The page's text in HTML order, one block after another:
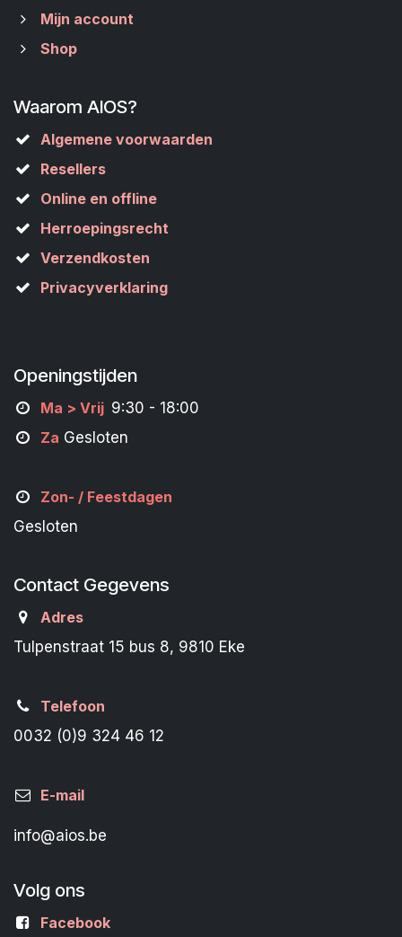
Mijn account
Shop
Waarom AIOS?
Algemene voorwaarden
Resellers
Online en offline
Herroepingsrecht
Verzendkosten
Privacyverklaring
Openingstijden
Ma > Vrij 9:30 - 18:00
Za Gesloten
Zon- / Feestdagen
Gesloten
Contact Gegevens
Adres
Tulpenstraat 15 bus 8, 9810 Eke
Telefoon
0032 (0)9 324 46 12
E-mail
info@aios.be
Volg ons
Facebook